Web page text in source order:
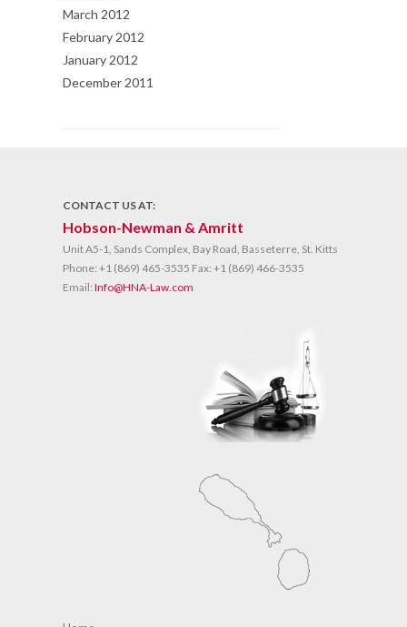
March 2012
February 2012
January 2012
December 2011
CONTACT US AT:
Hobson-Newman & Amritt
Unit A5-1, Sands Complex, Bay Road, Basseterre, St. Kitts
Phone: +1 (869) 465-3535 Fax: +1 (869) 466-3535
Email: Info@HNA-Law.com